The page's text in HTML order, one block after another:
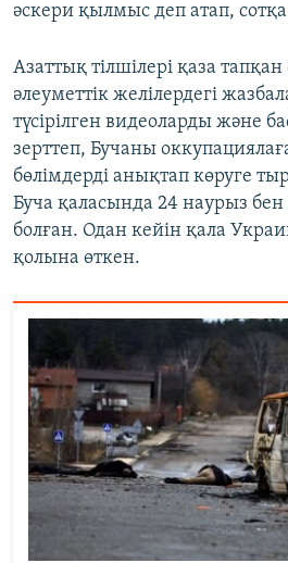
әскери қылмыс деп атап, сотқа
Азаттық тілшілері қаза
әлеуметтік желілердегі
түсірілген видеоларды және
зерттеп, Бучаны
бөлімдерді анықтап көруге
Буча қаласында 24 наурыз бен
болған. Одан кейін қала
қолына өткен.